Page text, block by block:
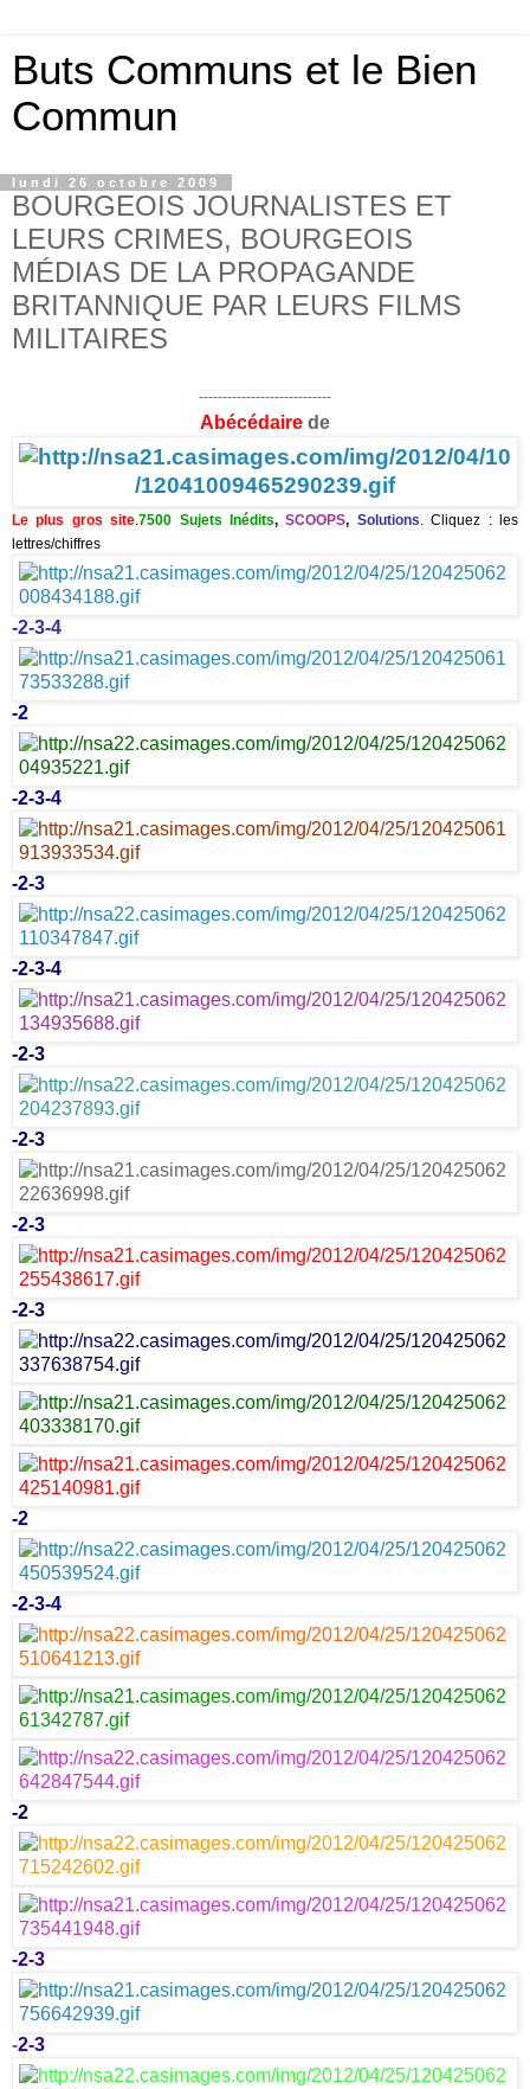
Buts Communs et le Bien
Commun
lundi 26 octobre 2009
BOURGEOIS JOURNALISTES ET
LEURS CRIMES, BOURGEOIS
MÉDIAS DE LA PROPAGANDE
BRITANNIQUE PAR LEURS FILMS
MILITAIRES
----------------------------
Abécédaire de
Le plus gros site .7500 Sujets Inédits,SCOOPS, Solutions . Cliquez : les
lettres/chiffres
-2-3-4
-2
-2-3-4
-2-3
-2-3-4
-2-3
-2-3
-2-3
-2-3
-2
-2-3-4
-2
-2-3
-2-3